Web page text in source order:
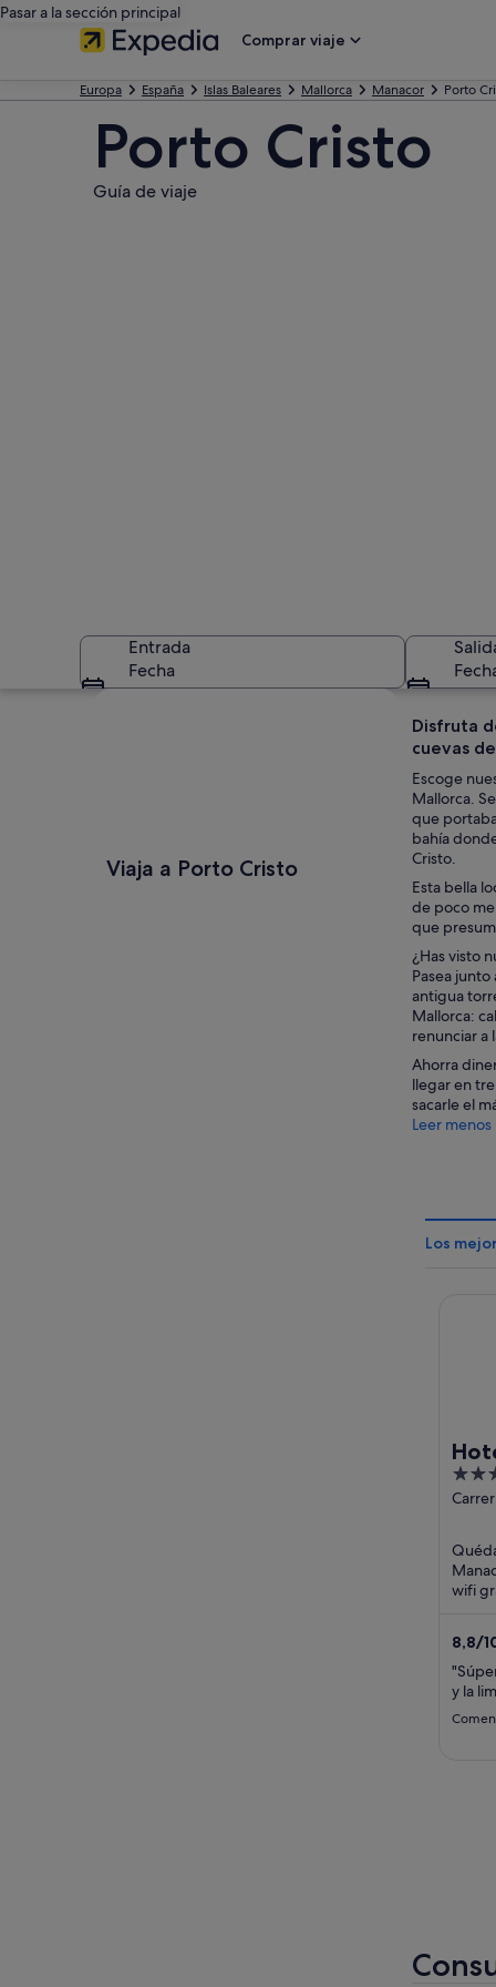
Pasar a la sección principal
Comprar viaje
Europa España Islas Baleares Mallorca Manacor Porto
Porto Cristo
Guía de viaje
Un paisaje
Entrada
Fecha
Viaja a Porto Cristo
Disfruta
cuevas
Escoge
Mallorca.
que
bahía
Cristo.
Esta bella
de poco
que
¿Has visto
Pasea
antigua
Mallorca:
renunciar a
Ahorra
llegar en
sacarle el
Leer menos
Los
4
out
5
wifi
8,8/
y la